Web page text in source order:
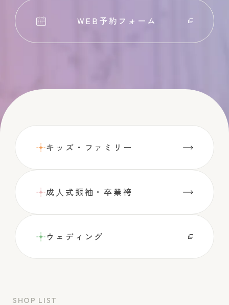
WEB予約フォーム
キッズ・ファミリー
成⼈式振袖・卒業袴
ウェディング
SHOP LIST